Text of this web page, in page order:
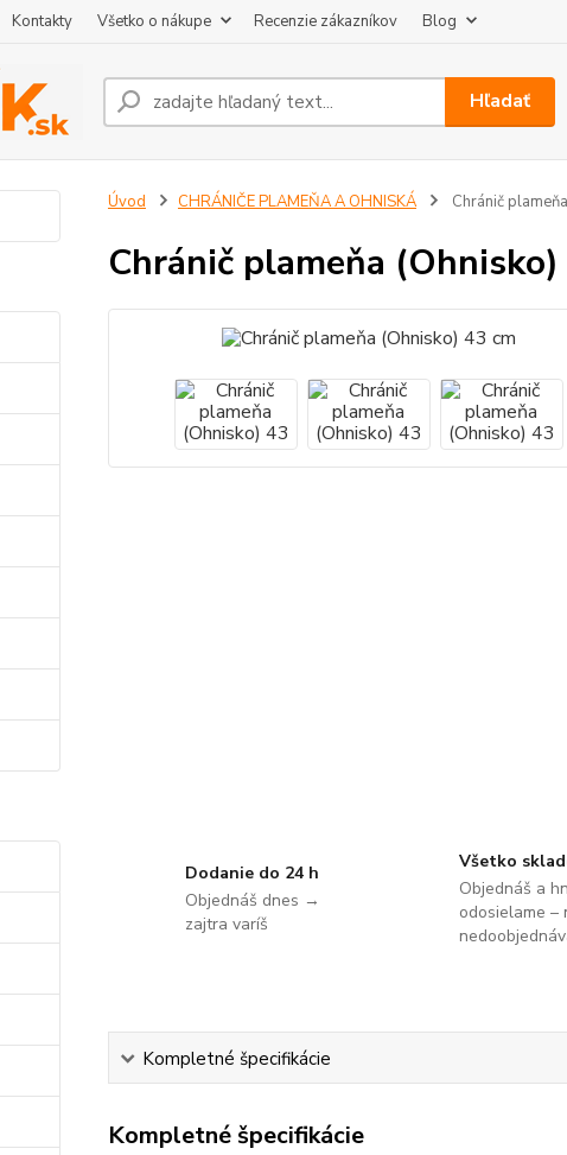
Kontakty Všetko o nákupe Recenzie zákazníkov Blog
Hľadať
Úvod CHRÁNIČE PLAMEŇA A OHNISKÁ Chránič
Chránič plameňa
Dodanie do 24 h
Objednáš dnes →
zajtra varíš
Všetko
Objednáš a
odosielame –
Kompletné špecifikácie
Kompletné špecifikácie